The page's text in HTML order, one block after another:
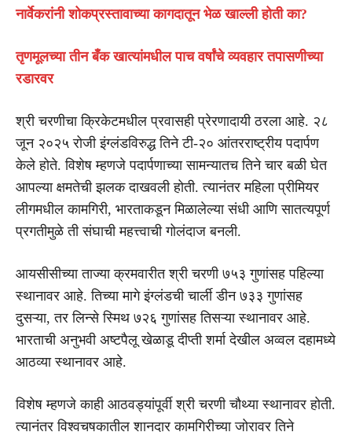
नार्वेकरांनी शोकप्रस्तावाच्या कागदातून भेळ खाल्ली होती का?
तृणमूलच्या तीन बँक खात्यांमधील पाच वर्षांचे व्यवहार तपासणीच्या
रडारवर
श्री चरणीचा क्रिकेटमधील प्रवासही प्रेरणादायी ठरला आहे. २८
जून २०२५ रोजी इंग्लंडविरुद्ध तिने टी-२० आंतरराष्ट्रीय पदार्पण
केले होते. विशेष म्हणजे पदार्पणाच्या सामन्यातच तिने चार बळी घेत
आपल्या क्षमतेची झलक दाखवली होती. त्यानंतर महिला प्रीमियर
लीगमधील कामगिरी, भारताकडून मिळालेल्या संधी आणि सातत्यपूर्ण
प्रगतीमुळे ती संघाची महत्त्वाची गोलंदाज बनली.
आयसीसीच्या ताज्या क्रमवारीत श्री चरणी ७५३ गुणांसह पहिल्या
स्थानावर आहे. तिच्या मागे इंग्लंडची चार्ली डीन ७३३ गुणांसह
दुसऱ्या, तर लिन्से स्मिथ ७२६ गुणांसह तिसऱ्या स्थानावर आहे.
भारताची अनुभवी अष्टपैलू खेळाडू दीप्ती शर्मा देखील अव्वल दहामध्ये
आठव्या स्थानावर आहे.
विशेष म्हणजे काही आठवड्यांपूर्वी श्री चरणी चौथ्या स्थानावर होती.
त्यानंतर विश्वचषकातील शानदार कामगिरीच्या जोरावर तिने